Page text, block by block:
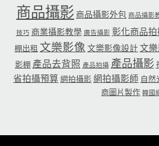
商品攝影商品攝影外包 商品攝影
技巧 商業攝影教學 廣告攝影 彰化商品拍
棚出租 文樂影像 文樂影像設計文
影棚 產品去背照 產品拍攝 產品攝影
省拍攝預算 網拍攝影 網拍攝影師 自然
商圖片製作 韓國